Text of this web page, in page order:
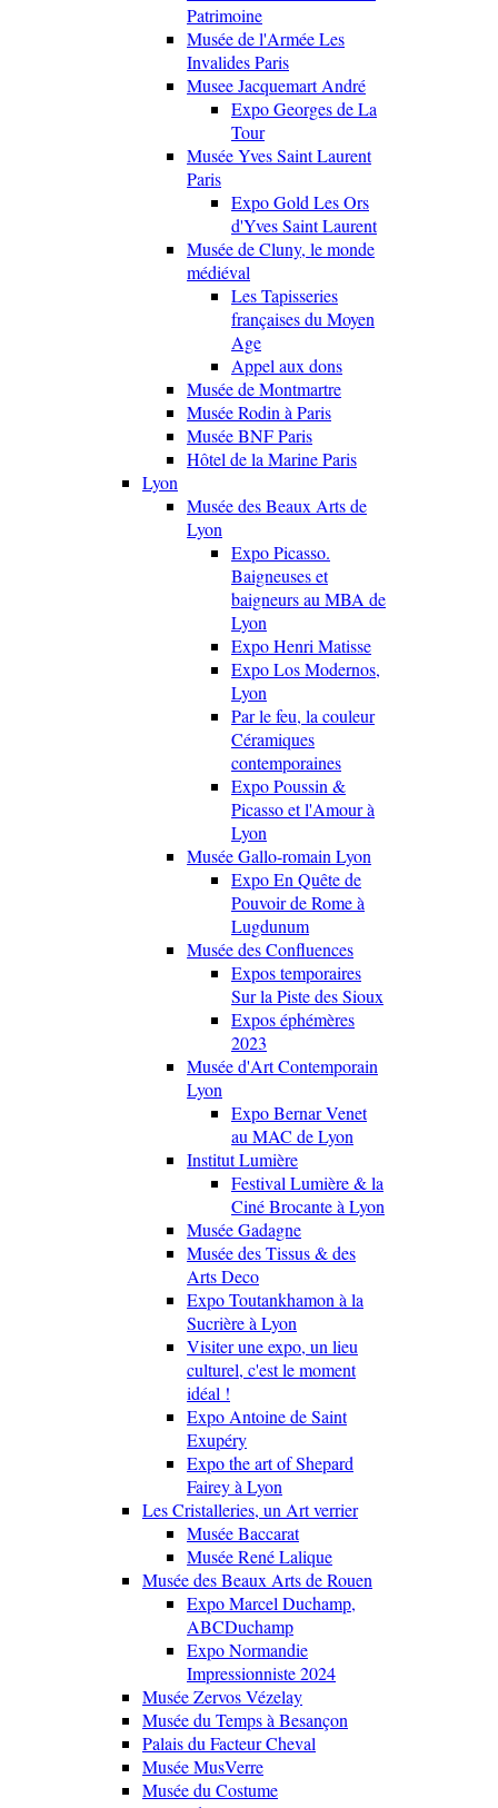
Patrimoine
Musée de l'Armée Les
Invalides Paris
Musee Jacquemart André
Expo Georges de La
Tour
Musée Yves Saint Laurent
Paris
Expo Gold Les Ors
d'Yves Saint Laurent
Musée de Cluny, le monde
médiéval
Les Tapisseries
françaises du Moyen
Age
Appel aux dons
Musée de Montmartre
Musée Rodin à Paris
Musée BNF Paris
Hôtel de la Marine Paris
Lyon
Musée des Beaux Arts de
Lyon
Expo Picasso.
Baigneuses et
baigneurs au MBA de
Lyon
Expo Henri Matisse
Expo Los Modernos,
Lyon
Par le feu, la couleur
Céramiques
contemporaines
Expo Poussin &
Picasso et l'Amour à
Lyon
Musée Gallo-romain Lyon
Expo En Quête de
Pouvoir de Rome à
Lugdunum
Musée des Confluences
Expos temporaires
Sur la Piste des Sioux
Expos éphémères
2023
Musée d'Art Contemporain
Lyon
Expo Bernar Venet
au MAC de Lyon
Institut Lumière
Festival Lumière & la
Ciné Brocante à Lyon
Musée Gadagne
Musée des Tissus & des
Arts Deco
Expo Toutankhamon à la
Sucrière à Lyon
Visiter une expo, un lieu
culturel, c'est le moment
idéal !
Expo Antoine de Saint
Exupéry
Expo the art of Shepard
Fairey à Lyon
Les Cristalleries, un Art verrier
Musée Baccarat
Musée René Lalique
Musée des Beaux Arts de Rouen
Expo Marcel Duchamp,
ABCDuchamp
Expo Normandie
Impressionniste 2024
Musée Zervos Vézelay
Musée du Temps à Besançon
Palais du Facteur Cheval
Musée MusVerre
Musée du Costume